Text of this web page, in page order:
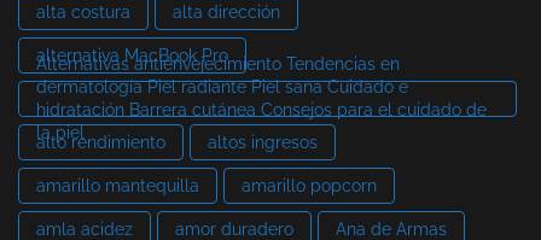
alta costura alta dirección
alternativa MacBook Pro
Alternativas antienvejecimiento Tendencias en
dermatología Piel radiante Piel sana Cuidado e
hidratación Barrera cutánea Consejos para el cuidado de
la piel
alto rendimiento altos ingresos
amarillo mantequilla amarillo popcorn
amla acidez amor duradero Ana de Armas